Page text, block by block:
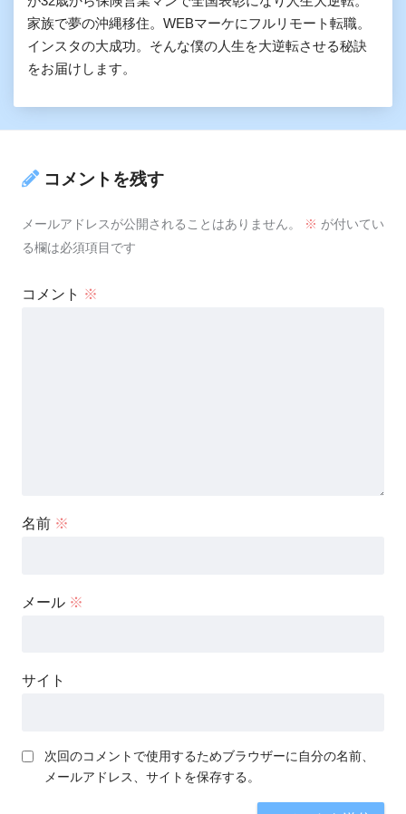
家族で夢の沖縄移住。WEBマーケにフルリモート転職。
インスタの大成功。そんな僕の人生を大逆転させる秘訣
をお届けします。
コメントを残す
メールアドレスが公開されることはありません。 ※ が付いてい
る欄は必須項目です
コメント ※
名前 ※
メール ※
サイト
次回のコメントで使用するためブラウザーに自分の名前、
メールアドレス、サイトを保存する。